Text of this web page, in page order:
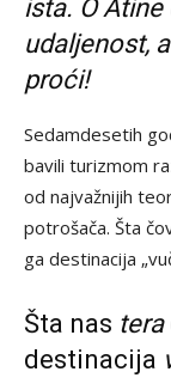
ista. O
udaljenost,
proći!
Sedamdesetih
bavili turizmom
od najvažnijih
potrošača. Šta
ga destinacija
Šta nas tera
destinacija